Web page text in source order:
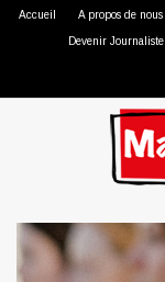
Accueil A propos de nous
Devenir Journaliste